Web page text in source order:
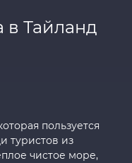
в Тайланд
пользуется
туристов из
чистое море,